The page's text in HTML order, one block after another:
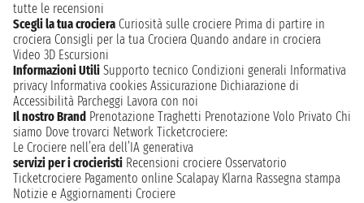
tutte le recensioni
Scegli la tua crociera Curiosità sulle crociere Prima di partire in
crociera Consigli per la tua Crociera Quando andare in crociera
Video 3D Escursioni
Informazioni Utili Supporto tecnico Condizioni generali Informativa
privacy Informativa cookies Assicurazione Dichiarazione di
Accessibilità Parcheggi Lavora con noi
Il nostro Brand Prenotazione Traghetti Prenotazione Volo Privato Chi
siamo Dove trovarci Network Ticketcrociere:
Le Crociere nell’era dell’IA generativa
servizi per i crocieristi Recensioni crociere Osservatorio
Ticketcrociere Pagamento online Scalapay Klarna Rassegna stampa
Notizie e Aggiornamenti Crociere